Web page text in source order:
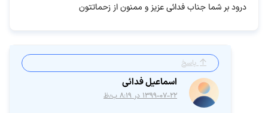
درود بر شما جناب فدائی عزیز و ممنون از زحماتتون
پاسخ
اسماعیل فدائی
۱۳۹۹-۰۷-۲۲ در ۸:۱۹ ب٫ظ